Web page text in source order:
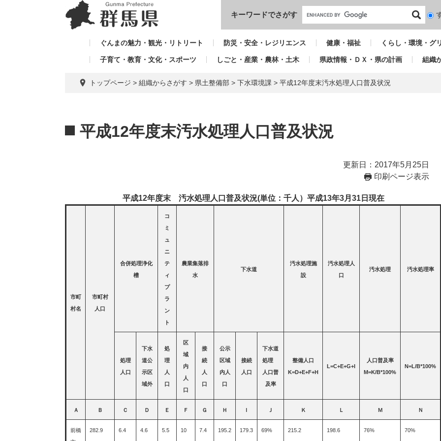
本文へ
キーワードでさがす
検
対
ぐんまの魅力・観光・リトリート 防災・安全・レジリエンス 健康・福祉 くらし・環境・グ
子育て・教育・文化・スポーツ しごと・産業・農林・土木 県政情報・ＤＸ・県の計画 組織
トップページ > 組織からさがす > 県土整備部 > 下水環境課 > 平成12年度末汚水処理人口普及状況
文
平成12年度末汚水処理人口普及状況
更新日：2017年5月25日
印刷ページ表示
平成12年度末 汚水処理人口普及状況(単位：千人）平成13年3月31日現在
市町
村名
市町村
人口
合併処理浄化
槽
コ
ミ
ュ
ニ
テ
ィ
プ
ラ
ン
ト
農業集落排
水
下水道
汚水処理施
設
汚水処理人
口
汚水処理 汚水処理率
処理
人口
下水
道公
示区
域外
処
理
人
口
区
域
内
人
口
接
続
人
口
公示
区域
内人
口
接続
人口
下水道
処理
人口普
及率
整備人口
K=D+E+F+H
L=C+E+G+I
人口普及率
M=K/B*100%
N=L/B*100%
Ａ Ｂ Ｃ Ｄ Ｅ Ｆ Ｇ Ｈ Ｉ Ｊ Ｋ Ｌ Ｍ Ｎ
前橋
282.9 6.4 4.6 5.5 10 7.4 195.2 179.3 69% 215.2 198.6 76% 70%